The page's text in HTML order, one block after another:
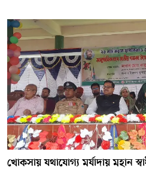
খোকসায় যথাযোগ্য মর্যাদায় মহান